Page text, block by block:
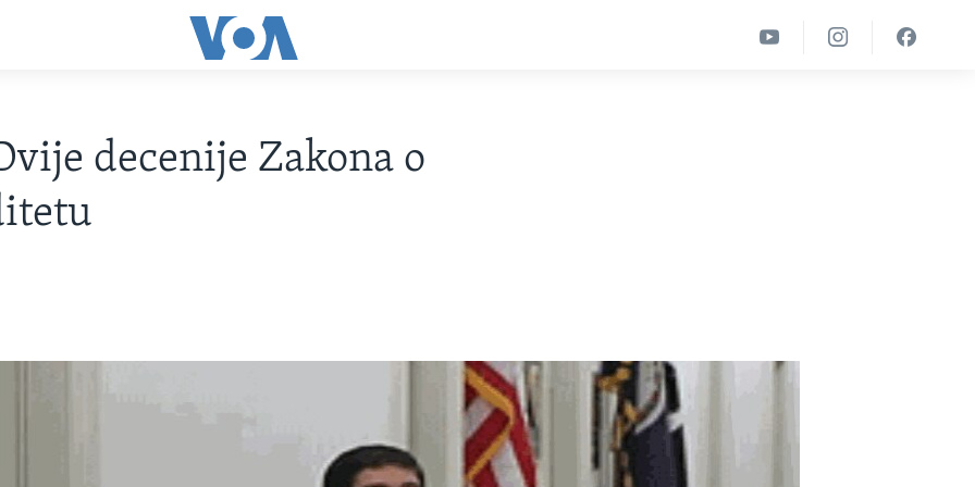
decenije Zakona o